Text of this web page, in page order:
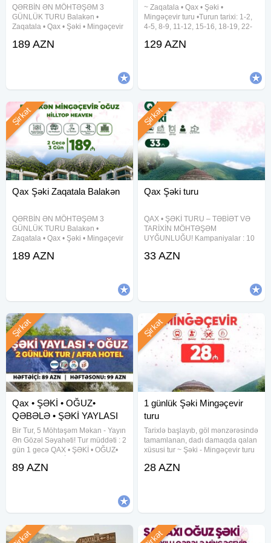
QƏRBİN ƏN MÖHTƏŞƏM 3
GÜNLÜK TURU Balakən •
Zaqatala • Qax • Şəki • Mingəçevir
komfortu və əyləncə dolu səyahət!
189 AZN
~ Zaqatala • Qax • Şəki •
Mingəçevir turu •Turun tarixi: 1-2,
4-5, 8-9, 11-12, 15-16, 18-19, 22-
qiyməti: 129 azn (1 nəfər üçün)
129 AZN
Qax Şəki Zaqatala Balakən
QƏRBİN ƏN MÖHTƏŞƏM 3
GÜNLÜK TURU Balakən •
Zaqatala • Qax • Şəki • Mingəçevir
komfortu və əyləncə dolu səyahət!
Şirkət
189 AZN
Qax Şəki turu
QAX • ŞƏKİ TURU – TƏBİƏT VƏ
TARİXİN MÖHTƏŞƏM
UYĞUNLUĞU! Kampaniyalar : 10
1) 6-12 yaş uşaqlara 10% endirim
Şirkət
33 AZN
Qax • ŞƏKİ • OĞUZ•
QƏBƏLƏ • ŞƏKİ YAYLASI
Bir Tur, 5 Möhtəşəm Məkan - Yayın
Ən Gözəl Səyahəti! Tur müddəti : 2
gün 1 gecə QAX • ŞƏKİ • OĞUZ•
Otel Binasında gecələmə: 89 azn
Şirkət
89 AZN
1 günlük Şəki Mingəçevir
turu
Tarixlə başlayıb, göl mənzərəsində
tamamlanan, dadı damaqda qalan
xüsusi tur ~ Şəki - Mingəçevir turu
29, 30 Avqust •Qiymətlər: •Ekonom
Şirkət
28 AZN